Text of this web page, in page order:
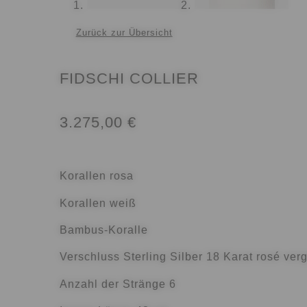
Zurück zur Übersicht
FIDSCHI COLLIER
3.275,00€
Korallen rosa
Korallen weiß
Bambus-Koralle
Verschluss Sterling Silber 18 Karat rosé
Anzahl der Stränge 6